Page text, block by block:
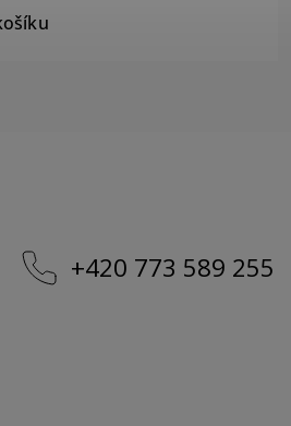
+420 773 589 255